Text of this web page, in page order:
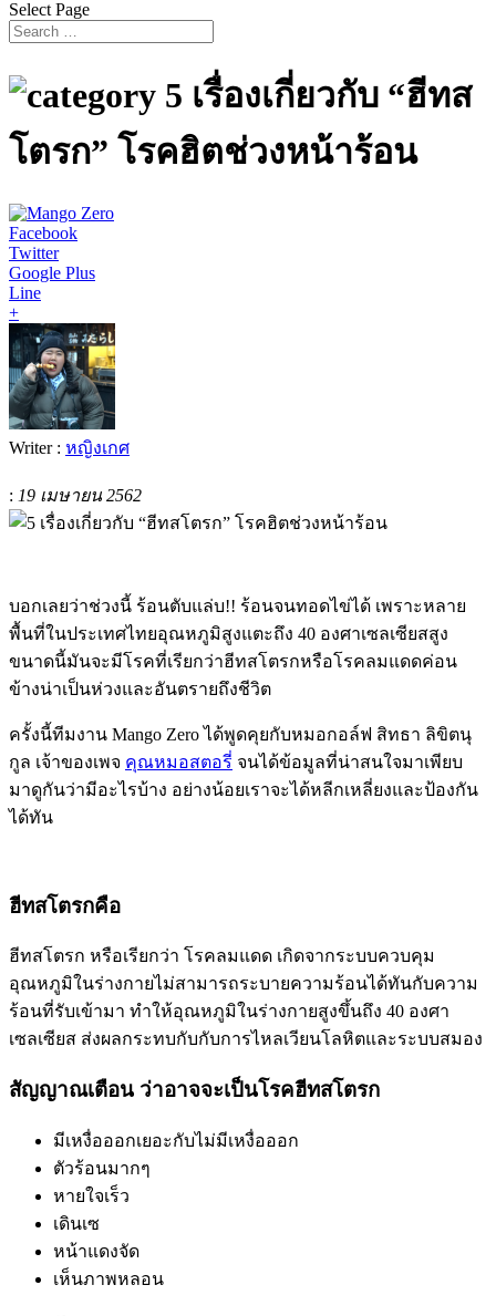
Select Page
5 เรื่องเกี่ยวกับ “ฮีทส
โตรก” โรคฮิตช่วงหน้าร้อน
Facebook
Twitter
Google Plus
Line
+
Writer : หญิงเกศ
: 19 เมษายน 2562
บอกเลยว่าช่วงนี้ ร้อนตับแล่บ!! ร้อนจนทอดไข่ได้ เพราะหลาย
พื้นที่ในประเทศไทยอุณหภูมิสูงแตะถึง 40 องศาเซลเซียสสูง
ขนาดนี้มันจะมีโรคที่เรียกว่าฮีทสโตรกหรือโรคลมแดดค่อน
ข้างน่าเป็นห่วงและอันตรายถึงชีวิต
ครั้งนี้ทีมงาน Mango Zeroได้พูดคุยกับหมอกอล์ฟ สิทธา ลิขิตนุ
กูล เจ้าของเพจ คุณหมอสตอรี่ จนได้ข้อมูลที่น่าสนใจมาเพียบ
มาดูกันว่ามีอะไรบ้าง อย่างน้อยเราจะได้หลีกเหลี่ยงและป้องกัน
ได้ทัน
ฮีทสโตรกคือ
ฮีทสโตรก หรือเรียกว่า โรคลมแดด เกิดจากระบบควบคุม
อุณหภูมิในร่างกายไม่สามารถระบายความร้อนได้ทันกับความ
ร้อนที่รับเข้ามา ทำให้อุณหภูมิในร่างกายสูงขึ้นถึง 40 องศา
เซลเซียส ส่งผลกระทบกับกับการไหลเวียนโลหิตและระบบสมอง
สัญญาณเตือน ว่าอาจจะเป็นโรคฮีทสโตรก
มีเหงื่อออกเยอะกับไม่มีเหงื่อออก
ตัวร้อนมากๆ
หายใจเร็ว
เดินเซ
หน้าแดงจัด
เห็นภาพหลอน